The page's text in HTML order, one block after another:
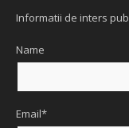
Informatii de inters
Name
Email*